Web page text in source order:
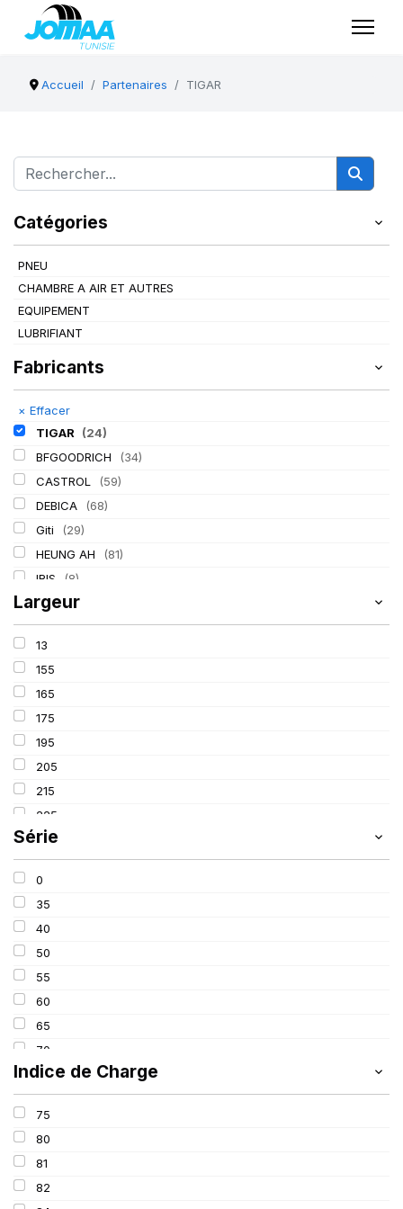
Accueil Partenaires TIGAR
Catégories
PNEU
CHAMBRE A AIR ET AUTRES
EQUIPEMENT
LUBRIFIANT
Fabricants
× Effacer
TIGAR
(24)
BFGOODRICH
(34)
CASTROL
(59)
DEBICA
(68)
Giti
(29)
HEUNG AH
(81)
IRIS
(8)
ITALMATIC
KLEBER (116)
LASSA
LING LONG
MICHELIN
MITAS
Mondolfo ferro
PIRELLI
PROMETEON
SIOC
Largeur
13
155
165
175
195
205
215
225
235
245
315
Série
0
35
40
50
55
60
65
70
75
80
90
650
Indice de Charge
75
80
81
82